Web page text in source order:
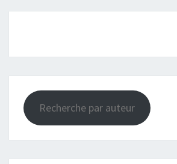
Recherche par auteur